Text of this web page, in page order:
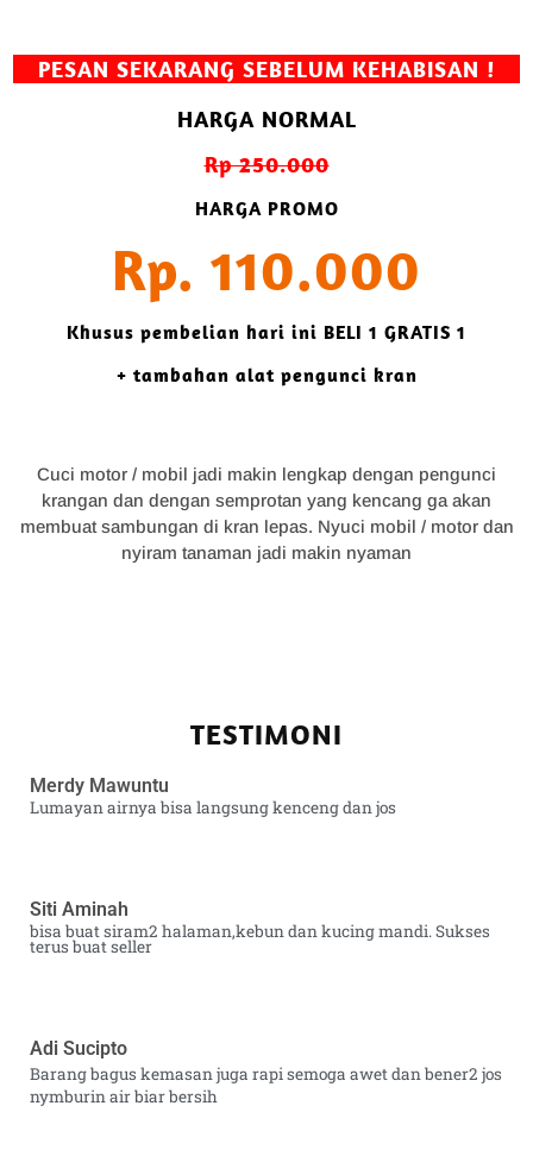
PESAN SEKARANG SEBELUM KEHABISAN !
HARGA NORMAL
Rp 250.000
HARGA PROMO
Rp. 110.000
Khusus pembelian hari ini BELI 1 GRATIS 1
+ tambahan alat pengunci kran
Cuci motor / mobil jadi makin lengkap dengan pengunci
krangan dan dengan semprotan yang kencang ga akan
membuat sambungan di kran lepas. Nyuci mobil / motor dan
nyiram tanaman jadi makin nyaman
TESTIMONI
Merdy Mawuntu
Lumayan airnya bisa langsung kenceng dan jos
Siti Aminah
bisa buat siram2 halaman,kebun dan kucing mandi. Sukses
terus buat seller
Adi Sucipto
Barang bagus kemasan juga rapi semoga awet dan bener2 jos
nymburin air biar bersih